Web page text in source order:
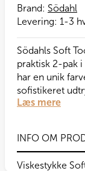
Brand: Södahl
Levering: 1-3
Södahls Soft
praktisk 2-pak
har en unik
sofistikeret
designet med
Læs mere
Green,
2-
antal
INFO OM
Viskestykke